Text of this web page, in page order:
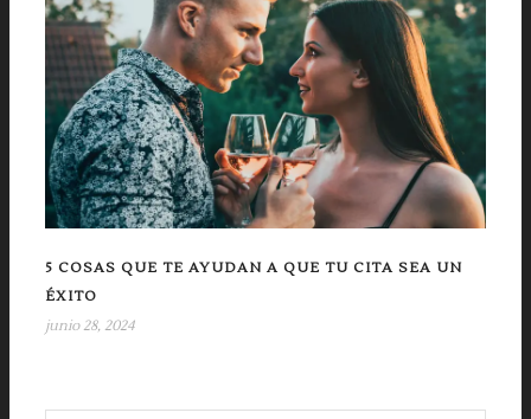
5 COSAS QUE TE AYUDAN A QUE TU CITA SEA UN
ÉXITO
junio 28, 2024